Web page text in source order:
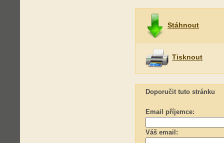
Stáhnout
Tisknout
Doporučit tuto stránku
Email příjemce:
Váš email: